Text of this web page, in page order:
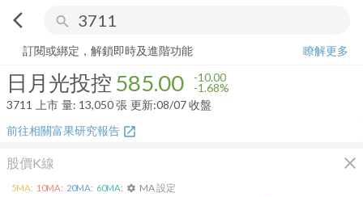
arrow_back_ios search
日月光投控 585.00 -1.68%
訂閱或綁定，解鎖即時及進階功能
瞭解更多
日月光投控 585.00 -10.00
-1.68%
3711
上市 量: 13,050張 更新:08/07 收盤
前往相關富果研究報告 open_in_new
股價K線 close
5MA: 10MA: 20MA: 60MA: settings MA 設定